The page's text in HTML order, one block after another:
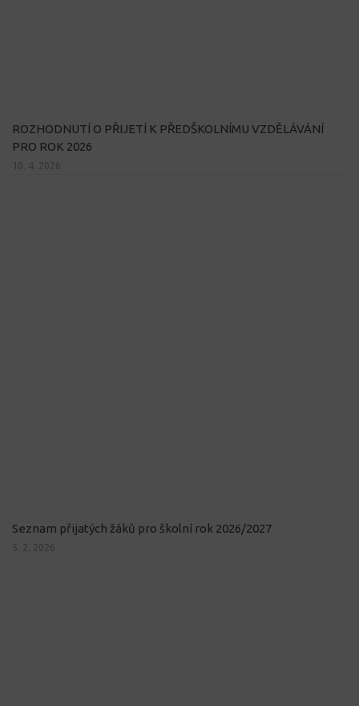
ROZHODNUTÍ O PŘIJETÍ K PŘEDŠKOLNÍMU VZDĚLÁVÁNÍ
PRO ROK 2026
10. 4. 2026
Seznam přijatých žáků pro školní rok 2026/2027
5. 2. 2026